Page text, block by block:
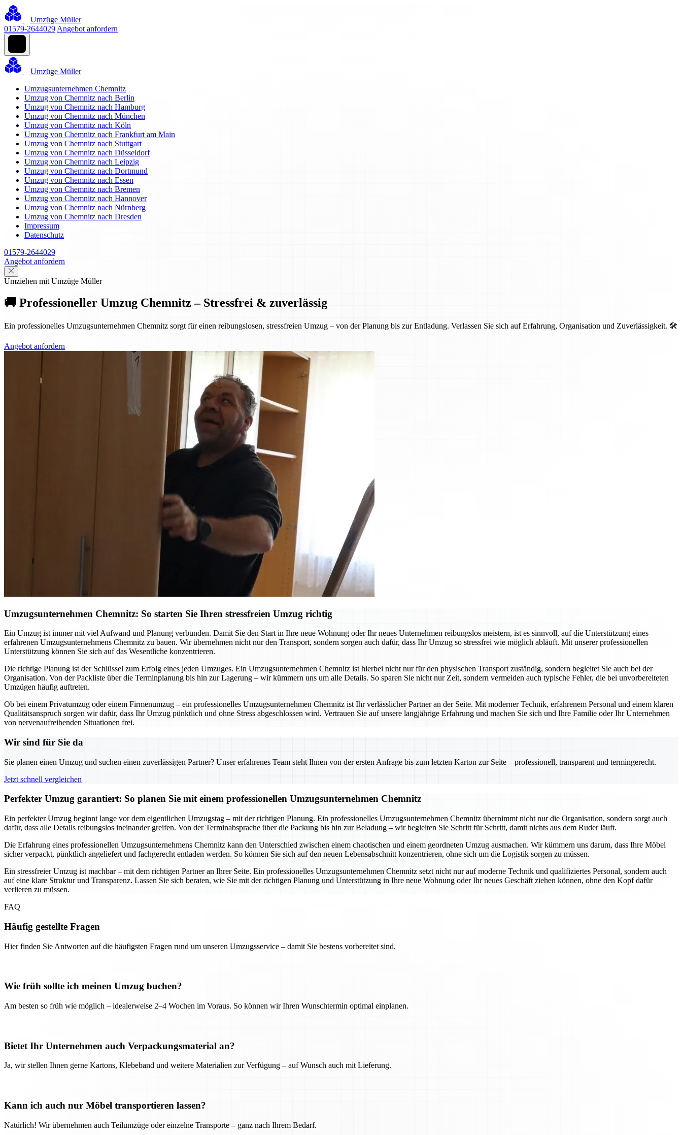
Umzüge Müller
01579-2644029 Angebot anfordern
Umzüge Müller
Umzugsunternehmen Chemnitz
Umzug von Chemnitz nach Berlin
Umzug von Chemnitz nach Hamburg
Umzug von Chemnitz nach München
Umzug von Chemnitz nach Köln
Umzug von Chemnitz nach Frankfurt am Main
Umzug von Chemnitz nach Stuttgart
Umzug von Chemnitz nach Düsseldorf
Umzug von Chemnitz nach Leipzig
Umzug von Chemnitz nach Dortmund
Umzug von Chemnitz nach Essen
Umzug von Chemnitz nach Bremen
Umzug von Chemnitz nach Hannover
Umzug von Chemnitz nach Nürnberg
Umzug von Chemnitz nach Dresden
Impressum
Datenschutz
01579-2644029
Angebot anfordern
Umziehen mit Umzüge Müller
🚚 Professioneller Umzug Chemnitz – Stressfrei & zuverlässig
Ein professionelles Umzugsunternehmen Chemnitz sorgt für einen reibungslosen, stressfreien Umzug – von der Planung bis zur Entladung. Verlassen Sie sich auf Erfahrung, Organisation und Zuverlässigkeit. 🛠️
Angebot anfordern
Umzugsunternehmen Chemnitz: So starten Sie Ihren stressfreien Umzug richtig
Ein Umzug ist immer mit viel Aufwand und Planung verbunden. Damit Sie den Start in Ihre neue Wohnung oder Ihr neues Unternehmen reibungslos meistern, ist es sinnvoll, auf die Unterstützung eines
erfahrenen Umzugsunternehmens Chemnitz zu bauen. Wir übernehmen nicht nur den Transport, sondern sorgen auch dafür, dass Ihr Umzug so stressfrei wie möglich abläuft. Mit unserer professionellen
Unterstützung können Sie sich auf das Wesentliche konzentrieren.
Die richtige Planung ist der Schlüssel zum Erfolg eines jeden Umzuges. Ein Umzugsunternehmen Chemnitz ist hierbei nicht nur für den physischen Transport zuständig, sondern begleitet Sie auch bei der
Organisation. Von der Packliste über die Terminplanung bis hin zur Lagerung – wir kümmern uns um alle Details. So sparen Sie nicht nur Zeit, sondern vermeiden auch typische Fehler, die bei unvorbereiteten
Umzügen häufig auftreten.
Ob bei einem Privatumzug oder einem Firmenumzug – ein professionelles Umzugsunternehmen Chemnitz ist Ihr verlässlicher Partner an der Seite. Mit moderner Technik, erfahrenem Personal und einem klaren
Qualitätsanspruch sorgen wir dafür, dass Ihr Umzug pünktlich und ohne Stress abgeschlossen wird. Vertrauen Sie auf unsere langjährige Erfahrung und machen Sie sich und Ihre Familie oder Ihr Unternehmen
von nervenaufreibenden Situationen frei.
Wir sind für Sie da
Sie planen einen Umzug und suchen einen zuverlässigen Partner? Unser erfahrenes Team steht Ihnen von der ersten Anfrage bis zum letzten Karton zur Seite – professionell, transparent und termingerecht.
Jetzt schnell vergleichen
Perfekter Umzug garantiert: So planen Sie mit einem professionellen Umzugsunternehmen Chemnitz
Ein perfekter Umzug beginnt lange vor dem eigentlichen Umzugstag – mit der richtigen Planung. Ein professionelles Umzugsunternehmen Chemnitz übernimmt nicht nur die Organisation, sondern sorgt auch
dafür, dass alle Details reibungslos ineinander greifen. Von der Terminabsprache über die Packung bis hin zur Beladung – wir begleiten Sie Schritt für Schritt, damit nichts aus dem Ruder läuft.
Die Erfahrung eines professionellen Umzugsunternehmens Chemnitz kann den Unterschied zwischen einem chaotischen und einem geordneten Umzug ausmachen. Wir kümmern uns darum, dass Ihre Möbel
sicher verpackt, pünktlich angeliefert und fachgerecht entladen werden. So können Sie sich auf den neuen Lebensabschnitt konzentrieren, ohne sich um die Logistik sorgen zu müssen.
Ein stressfreier Umzug ist machbar – mit dem richtigen Partner an Ihrer Seite. Ein professionelles Umzugsunternehmen Chemnitz setzt nicht nur auf moderne Technik und qualifiziertes Personal, sondern auch
auf eine klare Struktur und Transparenz. Lassen Sie sich beraten, wie Sie mit der richtigen Planung und Unterstützung in Ihre neue Wohnung oder Ihr neues Geschäft ziehen können, ohne den Kopf dafür
verlieren zu müssen.
FAQ
Häufig gestellte Fragen
Hier finden Sie Antworten auf die häufigsten Fragen rund um unseren Umzugsservice – damit Sie bestens vorbereitet sind.
Wie früh sollte ich meinen Umzug buchen?
Am besten so früh wie möglich – idealerweise 2–4 Wochen im Voraus. So können wir Ihren Wunschtermin optimal einplanen.
Bietet Ihr Unternehmen auch Verpackungsmaterial an?
Ja, wir stellen Ihnen gerne Kartons, Klebeband und weitere Materialien zur Verfügung – auf Wunsch auch mit Lieferung.
Kann ich auch nur Möbel transportieren lassen?
Natürlich! Wir übernehmen auch Teilumzüge oder einzelne Transporte – ganz nach Ihrem Bedarf.